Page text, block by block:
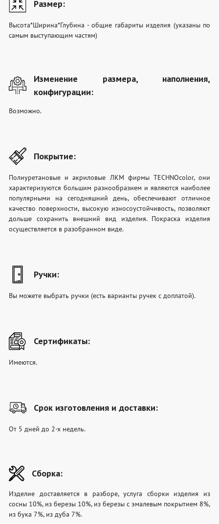
Размер:
Высота*Ширина*Глубина - общие габариты изделия (указаны по
самым выступающим частям)
Изменение размера, наполнения,
конфигурации:
Возможно.
Покрытие:
Полиуретановые и акриловые ЛКМ фирмы TECHNOcolor, они
характеризуются большим разнообразием и являются наиболее
популярными на сегодняшний день, обеспечивают отличное
качество поверхности, высокую износоустойчивость, позволяют
дольше сохранить внешний вид изделия. Покраска изделия
осуществляется в разобранном виде.
Ручки:
Вы можете выбрать ручки (есть варианты ручек с доплатой).
Сертификаты:
Имеются.
Срок изготовления и доставки:
От 5 дней до 2-х недель.
Сборка:
Изделие доставляется в разборе, услуга сборки изделия из
сосны 10%, из березы 10%, из березы с эмалевым покрытием 8%,
из бука 7%, из дуба 7%.